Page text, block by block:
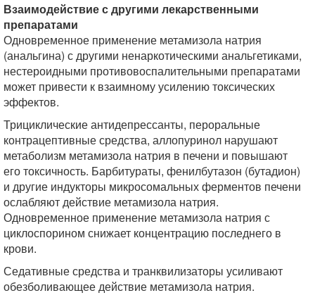
Взаимодействие с другими лекарственными
препаратами
Одновременное применение метамизола натрия
(анальгина) с другими ненаркотическими анальгетиками,
нестероидными противовоспалительными препаратами
может привести к взаимному усилению токсических
эффектов.
Трициклические антидепрессанты, пероральные
контрацептивные средства, аллопуринол нарушают
метаболизм метамизола натрия в печени и повышают
его токсичность. Барбитураты, фенилбутазон (бутадион)
и другие индукторы микросомальных ферментов печени
ослабляют действие метамизола натрия.
Одновременное применение метамизола натрия с
циклоспорином снижает концентрацию последнего в
крови.
Седативные средства и транквилизаторы усиливают
обезболивающее действие метамизола натрия.